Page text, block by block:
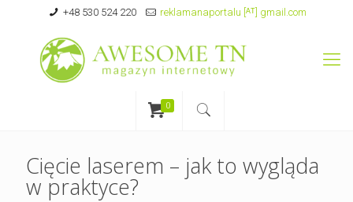
+48 530 524 220 reklamanaportalu [ᴬᵀ] gmail.com
0
Cięcie laserem – jak to wygląda
w praktyce?